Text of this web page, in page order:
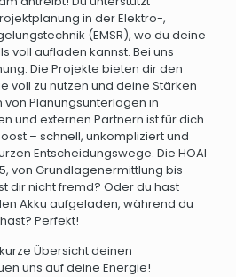
in der Elektro-,
(EMSR), wo du deine
voll aufladen kannst. Bei uns
Die Projekte bieten dir den
voll zu nutzen und deine Stärken
von Planungsunterlagen in
und externen Partnern ist für dich
– schnell, unkompliziert und
Entscheidungswege. Die HOAI
von Grundlagenermittlung bis
dir nicht fremd? Oder du hast
Akku aufgeladen, während du
Perfekt!
Übersicht deinen
uns auf deine Energie!